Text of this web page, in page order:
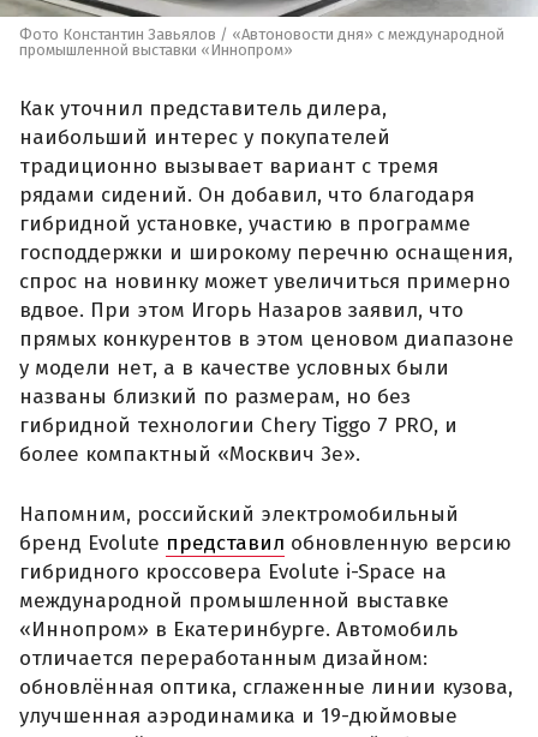
Фото Константин Завьялов / «Автоновости дня» с международной
промышленной выставки «Иннопром»
Как уточнил представитель дилера,
наибольший интерес у покупателей
традиционно вызывает вариант с тремя
рядами сидений. Он добавил, что благодаря
гибридной установке, участию в программе
господдержки и широкому перечню оснащения,
спрос на новинку может увеличиться примерно
вдвое. При этом Игорь Назаров заявил, что
прямых конкурентов в этом ценовом диапазоне
у модели нет, а в качестве условных были
названы близкий по размерам, но без
гибридной технологии Chery Tiggo 7 PRO, и
более компактный «Москвич 3е».
Напомним, российский электромобильный
бренд Evolute представил обновленную версию
гибридного кроссовера Evolute i-Space на
международной промышленной выставке
«Иннопром» в Екатеринбурге. Автомобиль
отличается переработанным дизайном:
обновлённая оптика, сглаженные линии кузова,
улучшенная аэродинамика и 19-дюймовые